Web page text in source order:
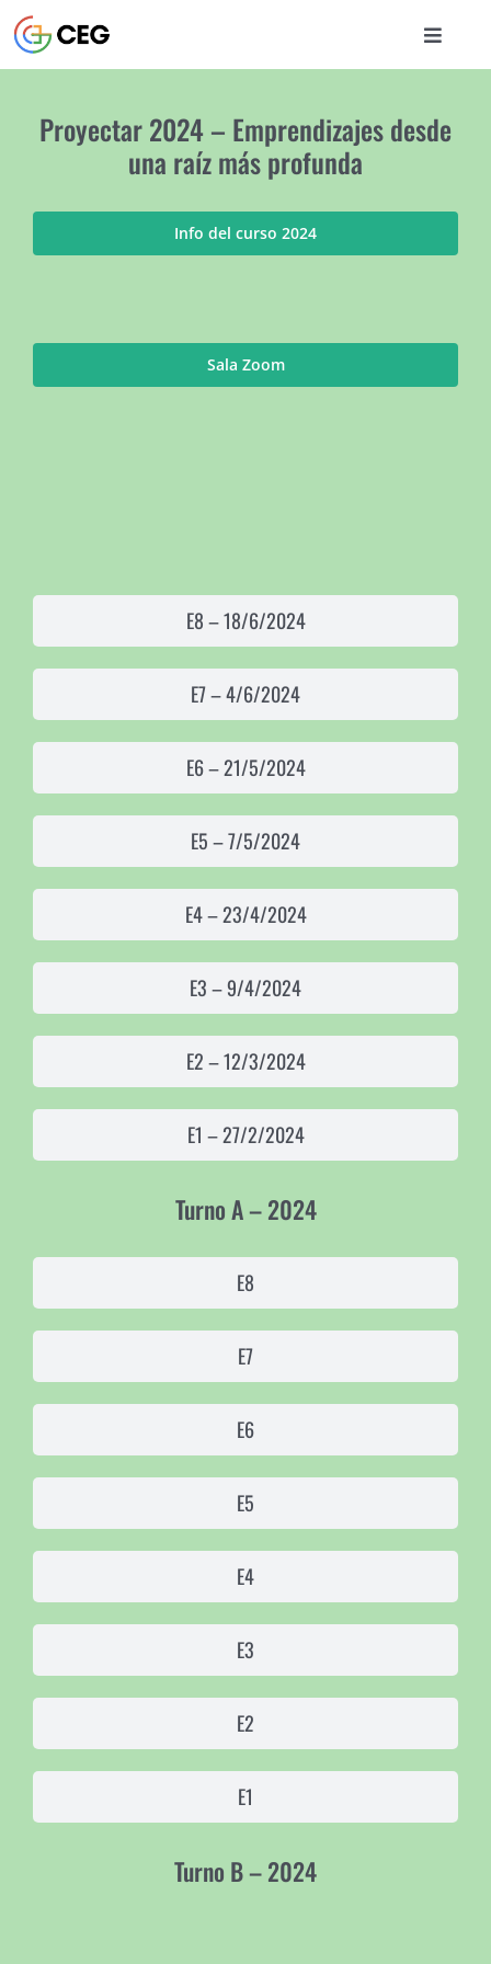
al
contenido
Toggle
BIBLIOTECA
CONTACTO
Proyectar 2024 – Emprendizajes desde
una raíz más profunda
Info del curso 2024
Sala Zoom
E8 – 18/6/2024
E7 – 4/6/2024
E6 – 21/5/2024
E5 – 7/5/2024
E4 – 23/4/2024
E3 – 9/4/2024
E2 – 12/3/2024
E1 – 27/2/2024
Turno A – 2024
E8
E7
E6
E5
E4
E3
E2
E1
Turno B – 2024